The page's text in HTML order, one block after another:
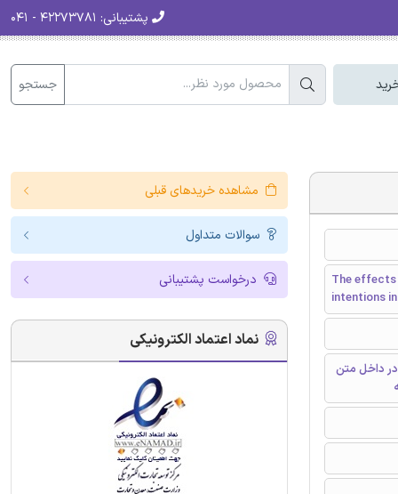
پشتیبانی:
جستجو
The effects
intentions
در داخل متن
مشاهده خریدهای قبلی
سوالات متداول
درخواست پشتیبانی
نماد اعتماد الکترونیکی